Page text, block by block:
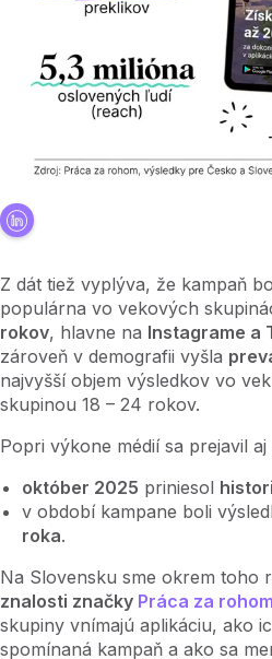
Z dát tiež vyplýva, že kampaň
populárna vo vekových
rokov, hlavne na Instagrame a
zároveň v demografii vyšla
najvyšší objem výsledkov vo
skupinou 18 – 24 rokov.
Popri výkone médií sa prejavil
október 2025 priniesol
v období kampane boli
roka.
Na Slovensku sme okrem toho
znalosti značky Práca za rohom
skupiny vnímajú aplikáciu, ako
spomínaná kampaň a ako sa